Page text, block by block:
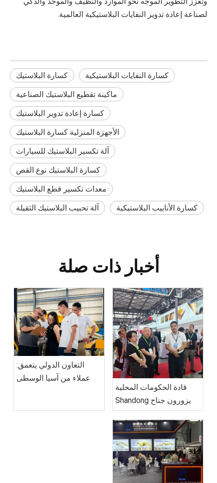
لصناعة إعادة تدوير النفايات البلاستيكية العالمية.
كسارة البلاستيك كسارة النفايات البلاستيكية
ماكينة تقطيع البلاستيك الصناعية
كسارة إعادة تدوير البلاستيك
الأجهزة المنزلية كسارة البلاستيك
آلة تكسير البلاستيك للسيارات
كسارة البلاستيك نوع القص
معدات تكسير قطع البلاستيك
آلة تحبيب البلاستيك الثقيلة كسارة الأنابيب البلاستيكية
أخبار ذات صلة
قادة الحكومات المحلية
يزورون جناح Shandong
Alva Machinery Group في
ALUMINIUM CHINA
2026، لتشجيع التخطيط
العالمي للمؤسسات
والارتقاء الصناعي
التعاون الدولي يتعمق:
عملاء من آسيا الوسطى